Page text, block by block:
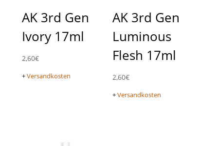
AK 3rd Gen
Ivory 17ml
2,60€
+Versandkosten
AK 3rd Gen
Luminous
Flesh 17ml
2,60€
+Versandkosten